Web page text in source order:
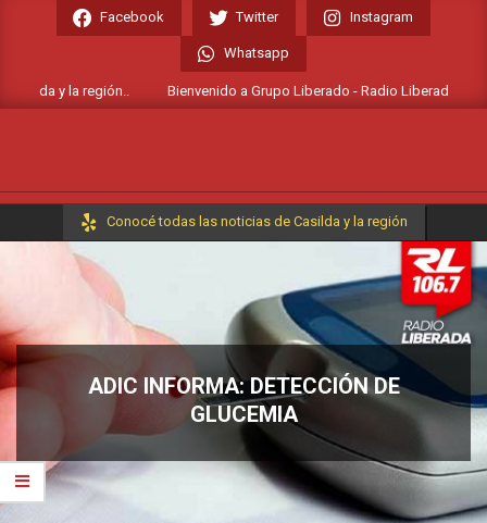
Facebook Twitter Instagram
Whatsapp
y la región.. Bienvenido a Grupo Liberado - Radio Liberada FM
Primary
Conocé todas las noticias de Casilda y la región
ADIC INFORMA: DETECCIÓN DE
GLUCEMIA